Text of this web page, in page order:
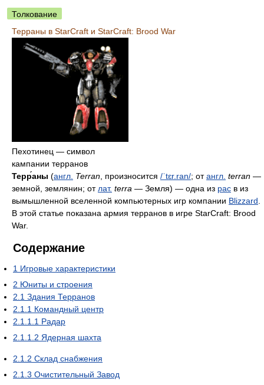
Толкование
Терраны в StarCraft и StarCraft: Brood War
Пехотинец — символ
кампании терранов
Терр́аны (англ. Terran , произносится /ˈtɛr.ran/; отангл. terran —
земной, землянин; от лат. terra — Земля) — одна из рас в из
вымышленной вселенной компьютерных игр компании Blizzard
В этой статье показана армия терранов в игре StarCraft: Brood
War.
Содержание
1 Игровые характеристики
2 Юниты и строения
2.1 Здания Терранов
2.1.1 Командный центр
2.1.1.1 Радар
2.1.1.2 Ядерная шахта
2.1.2 Склад снабжения
2.1.3 Очистительный Завод